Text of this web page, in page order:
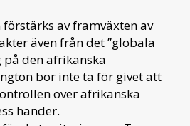
förstärks av framväxten av
även från det ”globala
på den afrikanska
bör inte ta för givet att
över afrikanska
händer.